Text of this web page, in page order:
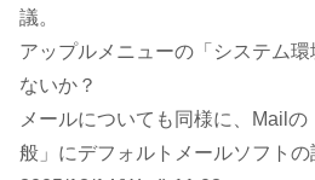
議。
アップルメニューの「システム
ないか？
メールについても同様に、Mail
般」にデフォルトメールソフト